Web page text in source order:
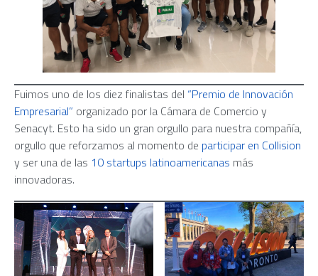
Fuimos uno de los diez finalistas del “Premio de Innovación
Empresarial” organizado por la Cámara de Comercio y
Senacyt. Esto ha sido un gran orgullo para nuestra compañía,
orgullo que reforzamos al momento de participar en Collision
y ser una de las 10 startups latinoamericanas más
innovadoras.